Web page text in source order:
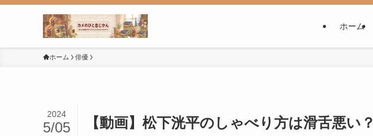
ホーム
ホーム 俳優
【動画】松下洸平のしゃべり方は滑舌悪い
2024
5/05